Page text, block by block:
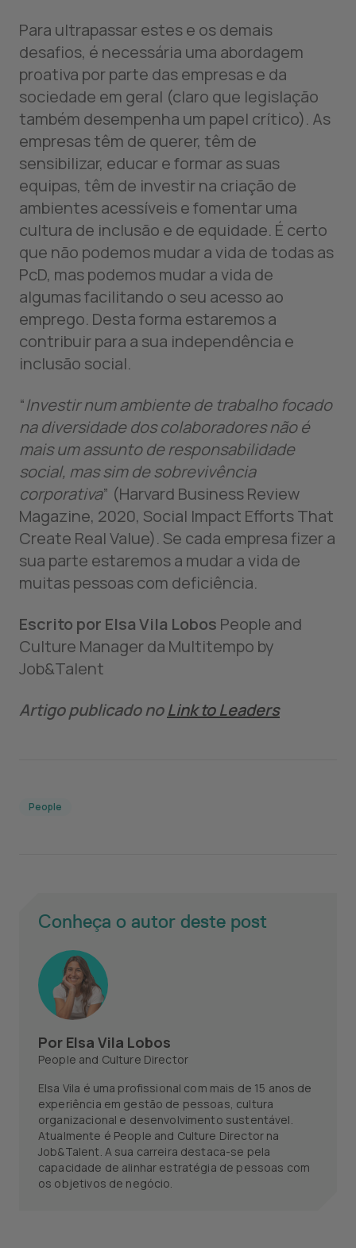
Para ultrapassar estes e os demais
desafios, é necessária uma abordagem
proativa por parte das empresas e da
sociedade em geral (claro que legislação
também desempenha um papel crítico). As
empresas têm de querer, têm de
sensibilizar, educar e formar as suas
equipas, têm de investir na criação de
ambientes acessíveis e fomentar uma
cultura de inclusão e de equidade. É certo
que não podemos mudar a vida de todas as
PcD, mas podemos mudar a vida de
algumas facilitando o seu acesso ao
emprego. Desta forma estaremos a
contribuir para a sua independência e
inclusão social.
“Investir num ambiente de trabalho focado
na diversidade dos colaboradores não é
mais um assunto de responsabilidade
social, mas sim de sobrevivência
corporativa” (Harvard Business Review
Magazine, 2020, Social Impact Efforts That
Create Real Value). Se cada empresa fizer a
sua parte estaremos a mudar a vida de
muitas pessoas com deficiência.
Escrito por Elsa Vila Lobos People and
Culture Manager da Multitempo by
Job&Talent
Artigo publicado noLink to Leaders
People
Conheça o autor deste post
Por Elsa Vila Lobos
People and Culture Director
Elsa Vila é uma profissional com mais de 15 anos de
experiência em gestão de pessoas, cultura
organizacional e desenvolvimento sustentável.
Atualmente é People and Culture Director na
Job&Talent. A sua carreira destaca-se pela
capacidade de alinhar estratégia de pessoas com
os objetivos de negócio.